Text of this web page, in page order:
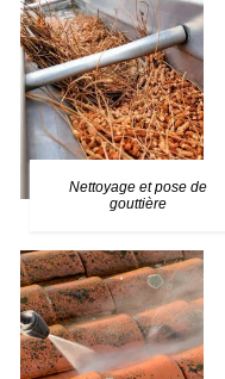
Nettoyage et pose de
gouttière